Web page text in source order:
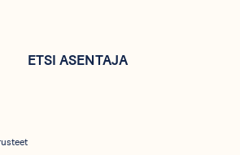
ETSI ASENTAJA